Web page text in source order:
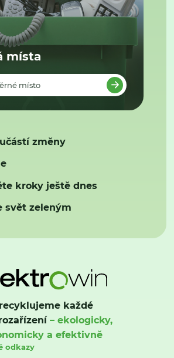
místa
místo
změny
kroky ještě dnes
svět zeleným
každé
– ekologicky,
a efektivně
odkazy